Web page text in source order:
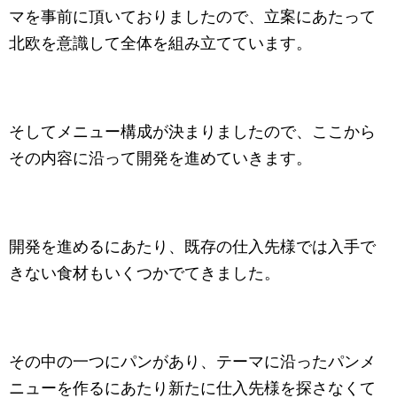
マを事前に頂いておりましたので、立案にあたって
北欧を意識して全体を組み立てています。
そしてメニュー構成が決まりましたので、ここから
その内容に沿って開発を進めていきます。
開発を進めるにあたり、既存の仕入先様では入手で
きない食材もいくつかでてきました。
その中の一つにパンがあり、テーマに沿ったパンメ
ニューを作るにあたり新たに仕入先様を探さなくて